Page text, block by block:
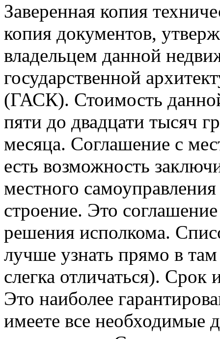
Заверенная копия
копия документов,
владельцем данной
государственной
(ГАСК). Стоимость
пяти до двадцати тысяч
месяца. Соглашение с
есть возможность
местного
строение. Это
решения исполкома.
лучше узнать прямо в
слегка отличаться).
Это наиболее
имеете все необходимые